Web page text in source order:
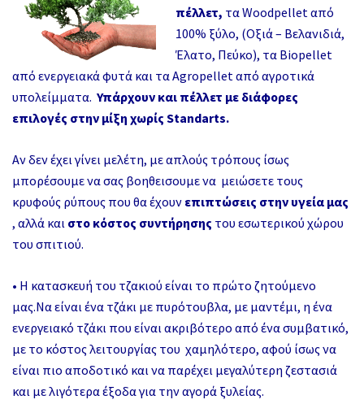
πέλλετ, τα Woodpellet από
100% ξύλο, (Οξιά – Βελανιδιά,
Έλατο, Πεύκο), τα Biopellet
από ενεργειακά φυτά και τα Agropellet από αγροτικά
υπολείμματα. Υπάρχουν και πέλλετ με διάφορες
επιλογές στην μίξη χωρίς Standarts.
Αν δεν έχει γίνει μελέτη, με απλούς τρόπους ίσως
μπορέσουμε να σας βοηθεισουμε να μειώσετε τους
κρυφούς ρύπους που θα έχουν επιπτώσεις στην υγεία μας
, αλλά και στο κόστος συντήρησης του εσωτερικού χώρου
του σπιτιού.
• Η κατασκευή του τζακιού είναι το πρώτο ζητούμενο
μας.Να είναι ένα τζάκι με πυρότουβλα, με μαντέμι, η ένα
ενεργειακό τζάκι που είναι ακριβότερο από ένα συμβατικό,
με το κόστος λειτουργίας του χαμηλότερο, αφού ίσως να
είναι πιο αποδοτικό και να παρέχει μεγαλύτερη ζεστασιά
και με λιγότερα έξοδα για την αγορά ξυλείας.